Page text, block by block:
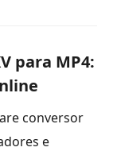
para MP4:
conversor
e